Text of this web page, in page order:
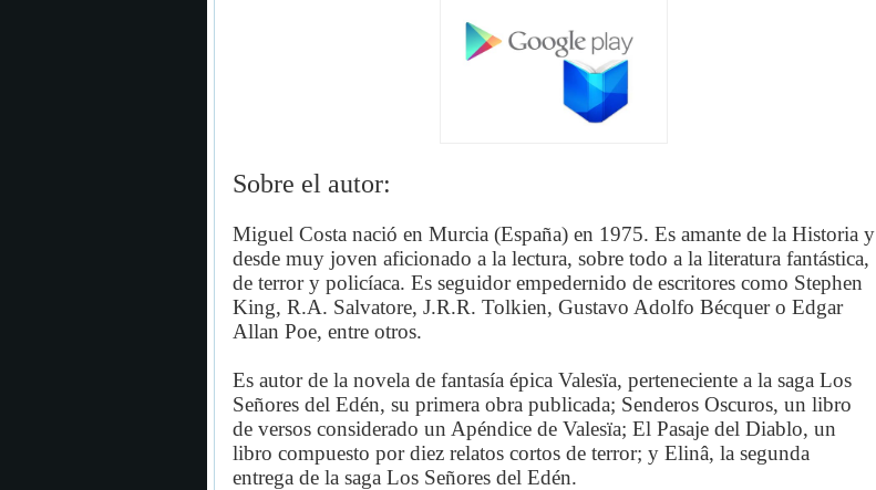
Sobre el autor:
Miguel Costa nació en Murcia (España) en 1975. Es amante de la Historia y
desde muy joven aficionado a la lectura, sobre todo a la literatura fantástica,
de terror y policíaca. Es seguidor empedernido de escritores como Stephen
King, R.A. Salvatore, J.R.R. Tolkien, Gustavo Adolfo Bécquer o Edgar
Allan Poe, entre otros.
Es autor de la novela de fantasía épica Valesïa, perteneciente a la saga Los
Señores del Edén, su primera obra publicada; Senderos Oscuros, un libro
de versos considerado un Apéndice de Valesïa; El Pasaje del Diablo, un
libro compuesto por diez relatos cortos de terror; y Elinâ, la segunda
entrega de la saga Los Señores del Edén.